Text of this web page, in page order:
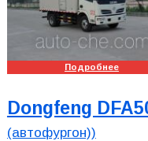
Подробнее
Dongfeng
(автофургон))